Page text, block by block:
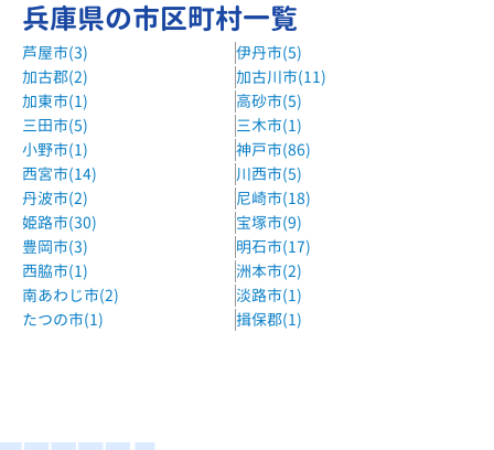
まんてん個別舞子坂教室
山陽バス 舞子地域福祉センター西バス停 徒歩13分
まんてん個別東垂水教室
コープ福田向かい
個別指導E-Routeイオンジェームス山校
神戸市バス、山陽バス 松風台バス停 徒歩3分
京進の個別指導スクール・ワン舞多聞教室
山陽バス 舞多聞口 徒歩5分
個別指導WAM桃山台校
兵庫県の市区町村一覧
芦屋市(3)
伊丹市(5)
加古郡(2)
加古川市(11)
加東市(1)
高砂市(5)
三田市(5)
三木市(1)
小野市(1)
神戸市(86)
西宮市(14)
川西市(5)
丹波市(2)
尼崎市(18)
姫路市(30)
宝塚市(9)
豊岡市(3)
明石市(17)
西脇市(1)
洲本市(2)
南あわじ市(2)
淡路市(1)
たつの市(1)
揖保郡(1)